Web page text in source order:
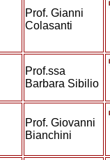
Prof. Gianni
Colasanti
Prof.ssa
Barbara Sibilio
Prof. Giovanni
Bianchini